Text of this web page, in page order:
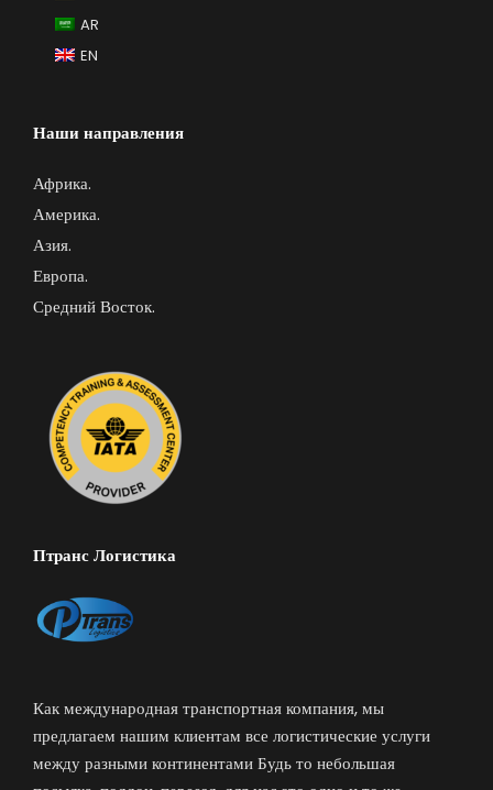
AR
EN
Наши направления
Африка.
Америка.
Азия.
Европа.
Средний Восток.
Птранс Логистика
Как международная транспортная компания, мы
предлагаем нашим клиентам все логистические услуги
между разными континентами Будь то небольшая